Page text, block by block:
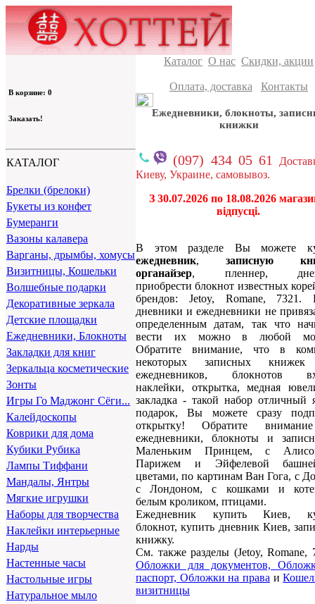
В корзине: 0
Заказать!
КАТАЛОГ
Брелки (брелоки)
Букеты из конфет
Бумеранги
Вазоны калавера
Варганы, дрымбы, хомусы
Визитницы, Кошельки
Волшебные подарки
Декоративные зеркала
Детские площадки
Ежедневники, Блокноты
Закладки для книг
Зеркальца косметические
Зонты
Игры Го Маджонг Сёги...
Калейдоскопы
Коврики для дома
Кубики Рубика
Лампы Тиффани
Мандалы, Янтры
Мягкие игрушки
Наборы для творчества
Наклейки интерьерные
Нарды
Настенные часы
Настольные игры
Натуральное мыло
Каталог О нас Скидки, акции
Оплата, доставка Контакты
Ежедневники, блокноты,
книжки
(097) 434 05 61
Киеву, Украине, самовывоз.
З 30.07.2026 по 18.08.2026
відпусці.
В этом разделе Вы можете
ежедневник, записную
органайзер, пленнер,
приобрести блокнот известных
брендов: Jetoy, Romane, 7321.
дневники и ежедневники не
определенным датам, так что
вести их можно в любой
Обратите внимание, что в
некоторых записных
ежедневников, блокнотов
наклейки, открытка, медная
закладка - такой набор отличный
подарок, Вы можете сразу
открытку! Обратите
ежедневники, блокноты и
Маленьким Принцем, с
Парижем и Эйфелевой
цветами, по картинам Ван Гога, с
с Лондоном, с кошками и
белым кроликом, птицами.
Ежедневник купить Киев,
блокнот, купить дневник Киев,
книжку.
См. также разделы (Jetoy, Romane,
Обложки для документов,
паспорт, Обложки на права и
визитницы